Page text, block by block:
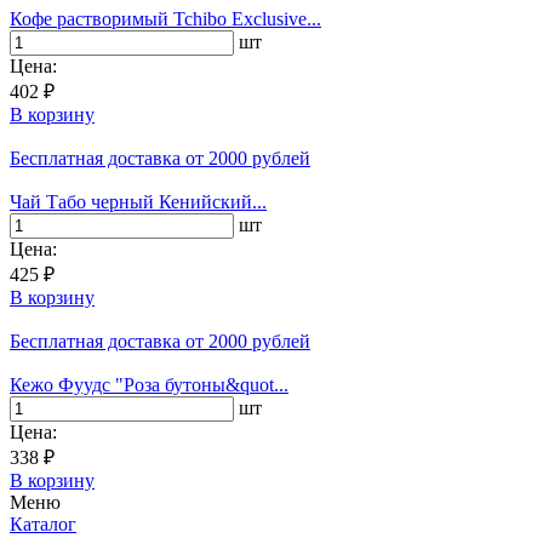
Кофе растворимый Tchibo Exclusive...
шт
Цена:
402 ₽
В корзину
Бесплатная доставка от 2000 рублей
Чай Табо черный Кенийский...
шт
Цена:
425 ₽
В корзину
Бесплатная доставка от 2000 рублей
Кежо Фуудс "Роза бутоны&quot...
шт
Цена:
338 ₽
В корзину
Меню
Каталог